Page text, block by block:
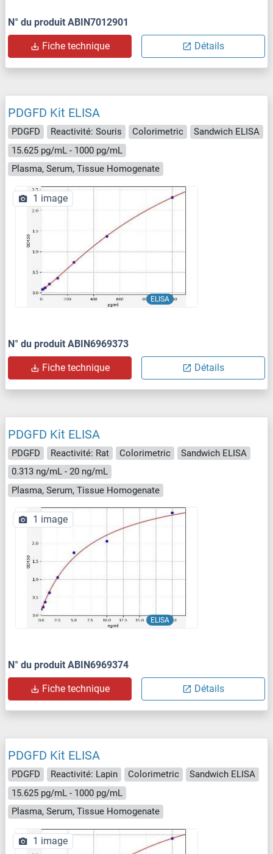
N° du produit ABIN7012901
Fiche technique Détails
PDGFD Kit ELISA
PDGFD Reactivité: Souris Colorimetric
Sandwich ELISA
15.625 pg/mL - 1000 pg/mL
Plasma, Serum, Tissue Homogenate
ELISA
1 image
N° du produit ABIN6969373
Fiche technique Détails
PDGFD Kit ELISA
PDGFD Reactivité: Rat Colorimetric
Sandwich ELISA
0.313 ng/mL - 20 ng/mL
Plasma, Serum, Tissue Homogenate
ELISA
1 image
N° du produit ABIN6969374
Fiche technique Détails
PDGFD Kit ELISA
PDGFD Reactivité: Lapin Colorimetric
Sandwich ELISA
15.625 pg/mL - 1000 pg/mL
Plasma, Serum, Tissue Homogenate
1 image